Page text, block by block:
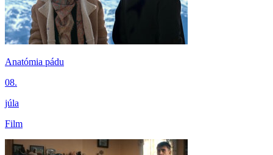
Anatómia pádu
08.
júla
Film